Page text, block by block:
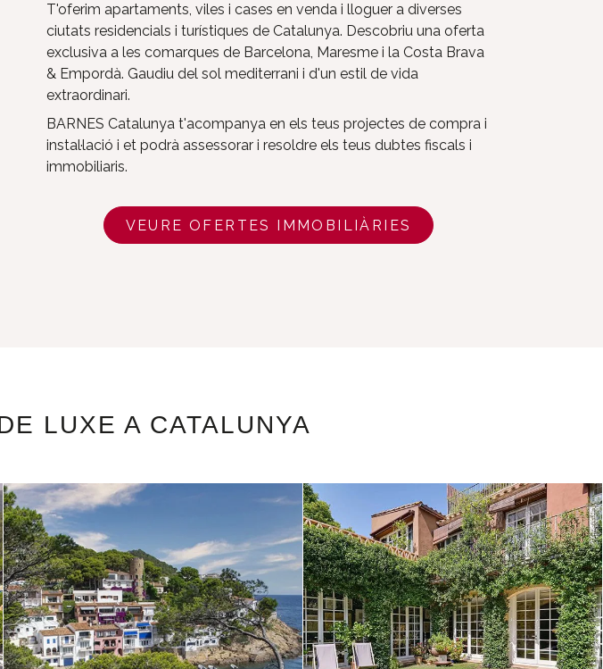
T'oferim apartaments, viles i cases en venda i lloguer a diverses
ciutats residencials i turístiques de Catalunya. Descobriu una oferta
exclusiva a les comarques de Barcelona, ​​Maresme i la Costa Brava
& Empordà. Gaudiu del sol mediterrani i d'un estil de vida
extraordinari.
BARNES Catalunya t'acompanya en els teus projectes de compra i
instal·lació i et podrà assessorar i resoldre els teus dubtes fiscals i
immobiliaris.
VEURE OFERTES IMMOBILIÀRIES
LUXE A CATALUNYA